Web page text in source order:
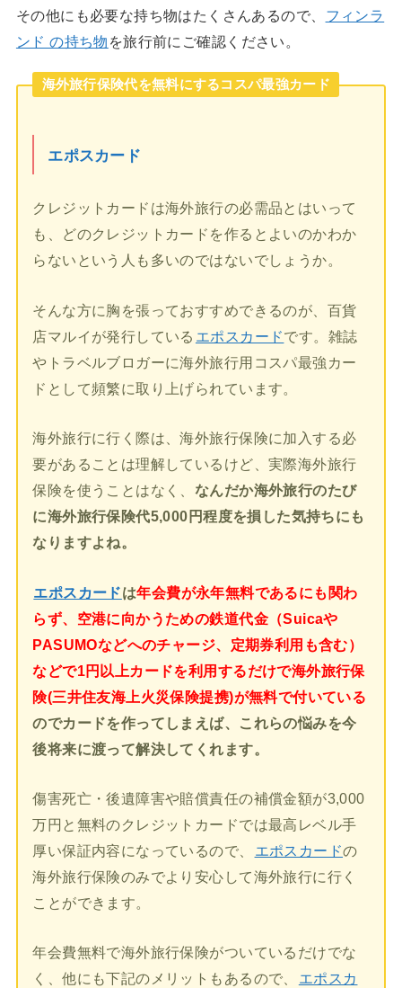
その他にも必要な持ち物はたくさんあるので、 フィンラ
ンド の持ち物 を旅行前にご確認ください。
海外旅行保険代を無料にするコスパ最強カード
エポスカード
クレジットカードは海外旅行の必需品とはいって
も、どのクレジットカードを作るとよいのかわか
らないという人も多いのではないでしょうか。
そんな方に胸を張っておすすめできるのが、百貨
店マルイが発行している エポスカードです。雑誌
やトラベルブロガーに海外旅行用コスパ最強カー
ドとして頻繁に取り上げられています。
海外旅行に行く際は、海外旅行保険に加入する必
要があることは理解しているけど、実際海外旅行
保険を使うことはなく、 なんだか海外旅行のたび
に海外旅行保険代5,000円程度を損した気持ちにも
なりますよね。
エポスカードは年会費が永年無料であるにも関わ
らず、空港に向かうための鉄道代金（Suicaや
PASUMOなどへのチャージ、定期券利用も含む）
などで1円以上カードを利用するだけで海外旅行保
険(三井住友海上火災保険提携)が無料で付いている
のでカードを作ってしまえば、これらの悩みを今
後将来に渡って解決してくれます。
傷害死亡・後遺障害や賠償責任の補償金額が3,000
万円と無料のクレジットカードでは最高レベル手
厚い保証内容になっているので、
エポスカードの
海外旅行保険のみでより安心して海外旅行に行く
ことができます。
年会費無料で海外旅行保険がついているだけでな
く、他にも下記のメリットもあるので、
エポスカ